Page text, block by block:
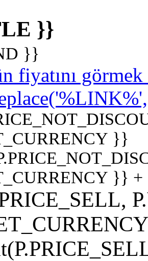
}}
}}
fiyatını
}}
}}